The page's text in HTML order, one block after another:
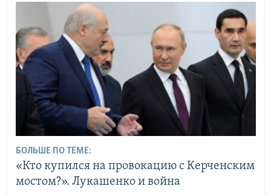
БОЛЬШЕ ПО ТЕМЕ:
«Кто купился на провокацию с Керченским
мостом?». Лукашенко и война